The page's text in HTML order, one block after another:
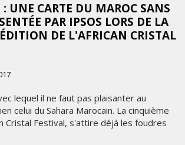
UNE CARTE DU MAROC SANS
PAR IPSOS LORS DE LA
DE L'AFRICAN CRISTAL
lequel il ne faut pas plaisanter au
celui du Sahara Marocain. La cinquième
Cristal Festival, s'attire déjà les foudres